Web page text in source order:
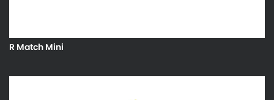
R Match Mini